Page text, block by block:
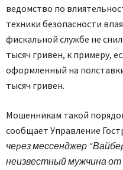
ведомство по
техники безопасности
фискальной службе не
тысяч гривен, к примеру,
оформленный на
тысяч гривен.
Мошенникам такой
сообщает Управление
чеpез мессенджер
неизвестный мужчина